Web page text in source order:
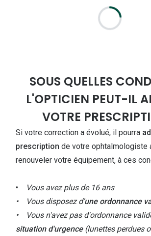
SOUS QUELLES
L'OPTICIEN PEUT-IL
VOTRE
Si votre correction a évolué, il pourra
prescription de votre ophtalmologiste
renouveler votre équipement, à ces
•
Vous avez plus de 16 ans
• Vous disposez d'une ordonnance
• Vous n'avez pas d'ordonnance
situation d'urgence(lunettes perdues